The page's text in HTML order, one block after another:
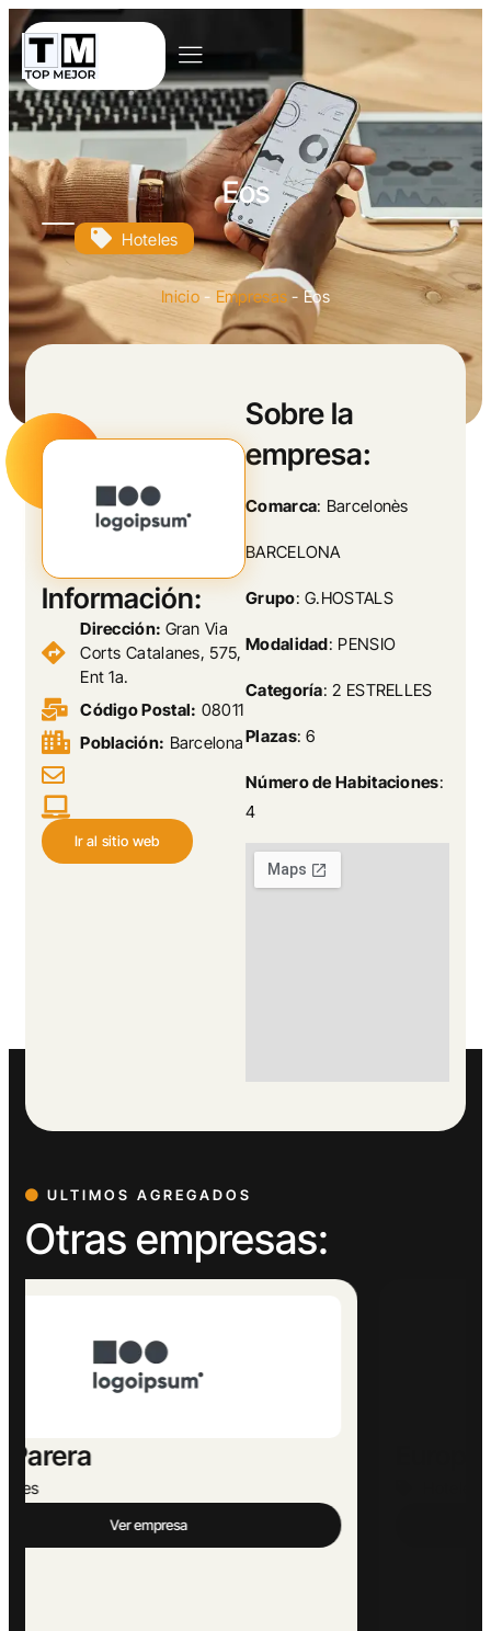
Eos
Hoteles
Inicio- Empresas -Eos
Sobre la
empresa:
Comarca: Barcelonès
BARCELONA
Grupo: G.HOSTALS
Modalidad: PENSIO
Categoría: 2 ESTRELLES
Plazas: 6
Número de Habitaciones:
4
Información:
Dirección: Gran Via
Corts Catalanes, 575,
Ent 1a.
Código Postal: 08011
Población: Barcelona
Ir al sitio web
ULTIMOS AGREGADOS
Otras empresas:
Europeu Parets de Baix